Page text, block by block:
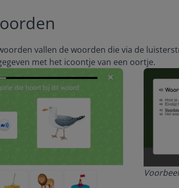
vallen de woorden die via de
met het icoontje van een oortje.